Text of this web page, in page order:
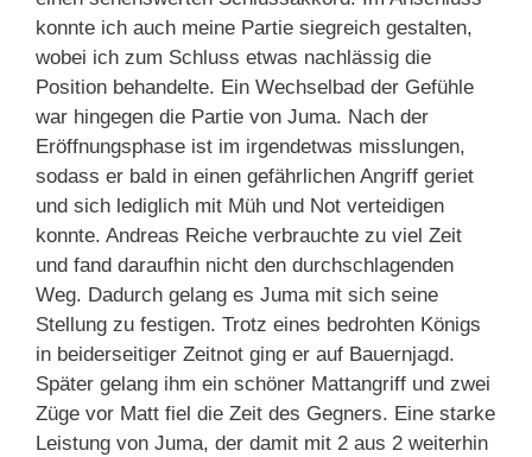
konnte ich auch meine Partie siegreich gestalten,
wobei ich zum Schluss etwas nachlässig die
Position behandelte. Ein Wechselbad der Gefühle
war hingegen die Partie von Juma. Nach der
Eröffnungsphase ist im irgendetwas misslungen,
sodass er bald in einen gefährlichen Angriff geriet
und sich lediglich mit Müh und Not verteidigen
konnte. Andreas Reiche verbrauchte zu viel Zeit
und fand daraufhin nicht den durchschlagenden
Weg. Dadurch gelang es Juma mit sich seine
Stellung zu festigen. Trotz eines bedrohten Königs
in beiderseitiger Zeitnot ging er auf Bauernjagd.
Später gelang ihm ein schöner Mattangriff und zwei
Züge vor Matt fiel die Zeit des Gegners. Eine starke
Leistung von Juma, der damit mit 2 aus 2 weiterhin